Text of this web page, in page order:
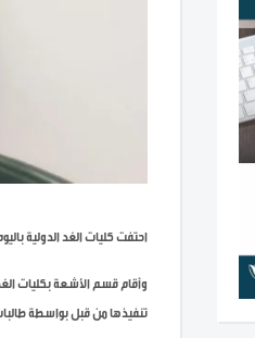
احتفت كليات الغد الدولية
وأقام قسم الأشعة بكليات
تنفيذها من قبل بواسطة